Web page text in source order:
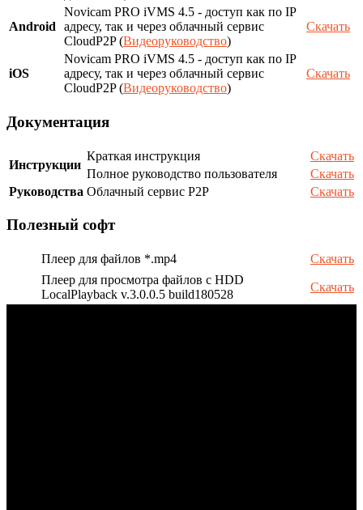
Android
Novicam PRO iVMS 4.5 - доступ как по IP
адресу, так и через облачный сервис
CloudP2P (Видеоруководство)
Скачать
iOS
Novicam PRO iVMS 4.5 - доступ как по IP
адресу, так и через облачный сервис
CloudP2P (Видеоруководство)
Скачать
Документация
Инструкции
Краткая инструкция
Скачать
Полное руководство пользователя
Скачать
Руководства Облачный сервис P2P Скачать
Полезный софт
Плеер для файлов *.mp4
Скачать
Плеер для просмотра файлов с HDD
LocalPlayback v.3.0.0.5 build180528
Скачать